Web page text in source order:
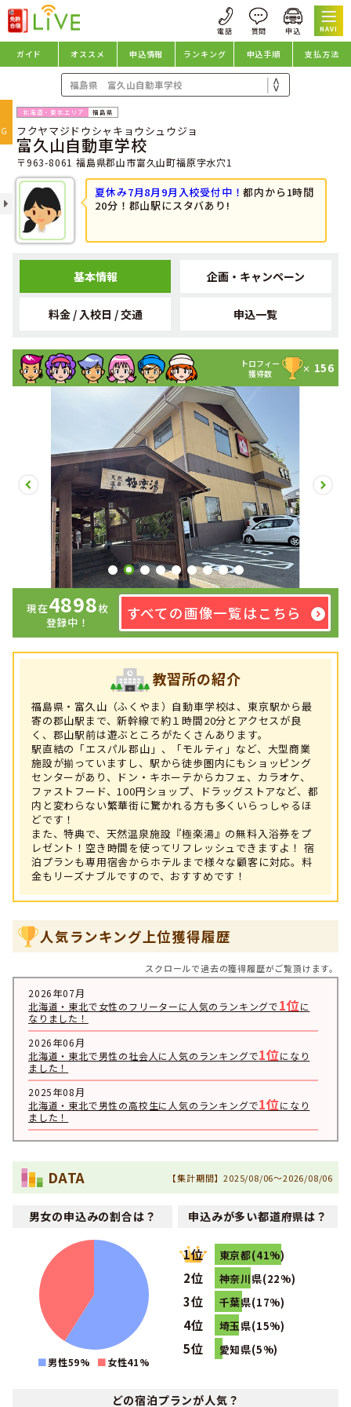
NAVI
ガイド オススメ 申込情報 ランキング 申込手順 支払方法
福島県
フクヤマジドウシャキョウシュウジョ
富久山自動車学校
〒963-8061 福島県郡山市富久山町福原字水穴1
夏休み7月8月9月入校受付中！都内から1時間
20分！郡山駅にスタバあり!
基本情報 企画・キャンペーン
料金 / 入校日 / 交通 申込一覧
トロフィー
獲得数
× 156
現在4898枚
登録中！
すべての画像一覧はこちら
教習所の紹介
福島県・富久山（ふくやま）自動車学校は、東京駅から最
寄の郡山駅まで、新幹線で約１時間20分とアクセスが良
く、郡山駅前は遊ぶところがたくさんあります。
駅直結の「エスパル郡山」、「モルティ」など、大型商業
施設が揃っていますし、駅から徒歩圏内にもショッピング
センターがあり、ドン・キホーテからカフェ、カラオケ、
ファストフード、100円ショップ、ドラッグストアなど、都
内と変わらない繁華街に驚かれる方も多くいらっしゃるほ
どです！
また、特典で、天然温泉施設『極楽湯』の無料入浴券をプ
レゼント！空き時間を使ってリフレッシュできますよ！ 宿
泊プランも専用宿舎からホテルまで様々な顧客に対応。料
金もリーズナブルですので、おすすめです！
人気ランキング上位獲得履歴
スクロールで過去の獲得履歴がご覧頂けます。
2026年07月
北海道・東北で女性のフリーターに人気のランキングで1位に
なりました！
2026年06月
北海道・東北で男性の社会人に人気のランキングで1位になり
ました！
2025年08月
北海道・東北で男性の高校生に人気のランキングで1位になり
ました！
2025年05月
2024年08月
ました！
2024年08月
北海道・東北で女性に人気のランキングで
1位になりました！
2024年08月
北海道・東北で男性のフリーターに人気のランキングで
1位
なりました！
2024年08月
北海道・東北で男性の専門学校生に人気のランキングで
なりました！
DATA 【集計期間】2025/08/06～2026/08/06
男女の申込みの割合は？
男性59% 女性41%
申込みが多い都道府県は？
1位 東京都(41%)
2位 神奈川県(22%)
3位 千葉県(17%)
4位 埼玉県(15%)
5位 愛知県(5%)
どの宿泊プランが人気？